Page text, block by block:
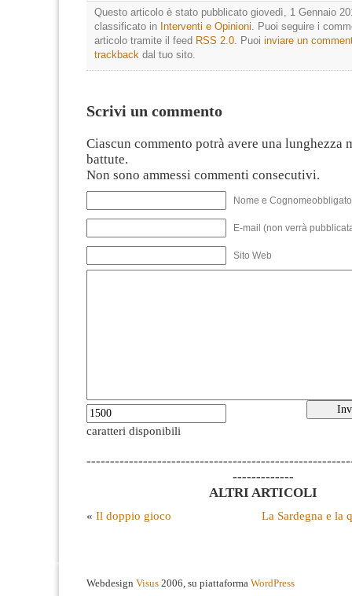
Questo articolo è stato pubblicato giovedì, 1 Gennaio
classificato in Interventi e Opinioni . Puoi seguire i
articolo tramite il feed RSS 2.0 . Puoi inviare un
trackback dal tuo sito.
Scrivi un commento
Ciascun commento potrà avere una lunghezza
battute.
Non sono ammessi commenti consecutivi.
Nome e
E-mail (non verrà
Sito Web
caratteri disponibili
-------------
ALTRI ARTICOLI
« Il doppio gioco La Sardegna e la
Webdesign Visus 2006, su piattaforma WordPress